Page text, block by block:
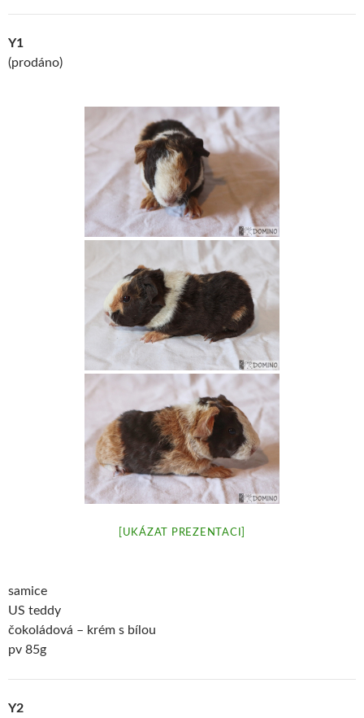
Y1
(prodáno)
[UKÁZAT PREZENTACI]
samice
US teddy
čokoládová – krém s bílou
pv 85g
Y2